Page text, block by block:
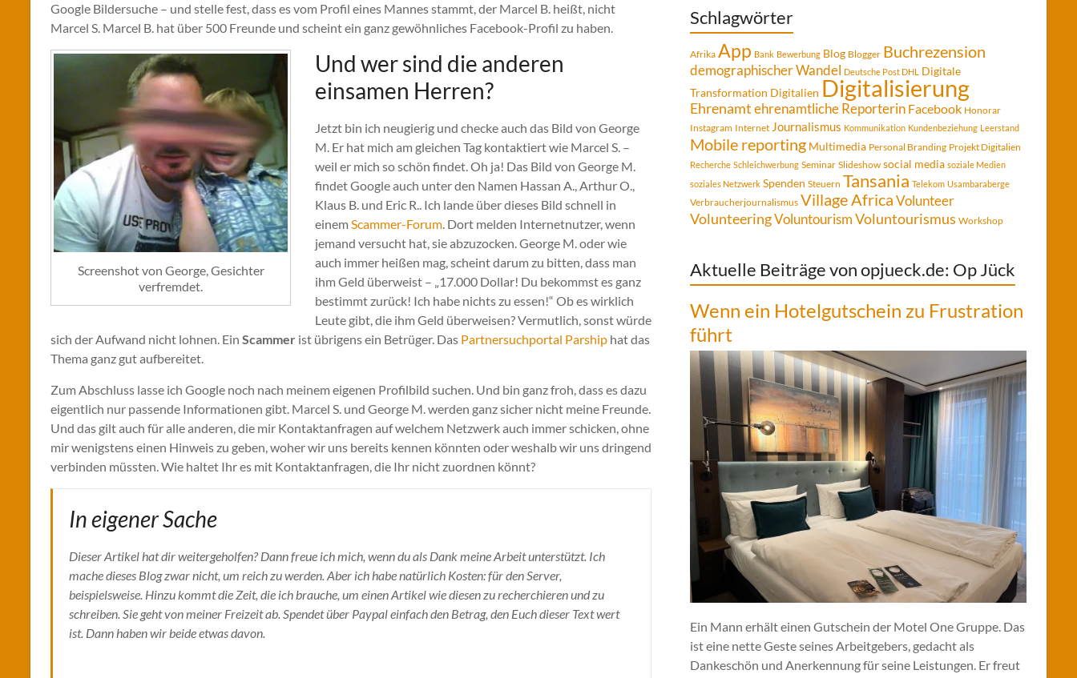
Google Bildersuche – und stelle fest, dass es vom Profil eines Mannes stammt, der Marcel B. heißt, nicht
Marcel S. Marcel B. hat über 500 Freunde und scheint ein ganz gewöhnliches Facebook-Profil zu haben.
Screenshot von George, Gesichter
verfremdet.
Und wer sind die anderen
einsamen Herren?
Jetzt bin ich neugierig und checke auch das Bild von George
M. Er hat mich am gleichen Tag kontaktiert wie Marcel S. –
weil er mich so schön findet. Oh ja! Das Bild von George M.
findet Google auch unter den Namen Hassan A., Arthur O.,
Klaus B. und Eric R.. Ich lande über dieses Bild schnell in
einemScammer-Forum. Dort melden Internetnutzer, wenn
jemand versucht hat, sie abzuzocken. George M. oder wie
auch immer heißen mag, scheint darum zu bitten, dass man
ihm Geld überweist – „17.000 Dollar! Du bekommst es ganz
bestimmt zurück! Ich habe nichts zu essen!“ Ob es wirklich
Leute gibt, die ihm Geld überweisen? Vermutlich, sonst würde
sich der Aufwand nicht lohnen. Ein Scammer ist übrigens ein Betrüger. Das Partnersuchportal Parship hat das
Thema ganz gut aufbereitet.
Zum Abschluss lasse ich Google noch nach meinem eigenen Profilbild suchen. Und bin ganz froh, dass es dazu
eigentlich nur passende Informationen gibt. Marcel S. und George M. werden ganz sicher nicht meine Freunde.
Und das gilt auch für alle anderen, die mir Kontaktanfragen auf welchem Netzwerk auch immer schicken, ohne
mir wenigstens einen Hinweis zu geben, woher wir uns bereits kennen könnten oder weshalb wir uns dringend
verbinden müssten. Wie haltet Ihr es mit Kontaktanfragen, die Ihr nicht zuordnen könnt?
In eigener Sache
Dieser Artikel hat dir weitergeholfen? Dann freue ich mich, wenn du als Dank meine Arbeit unterstützt. Ich
mache dieses Blog zwar nicht, um reich zu werden. Aber ich habe natürlich Kosten: für den Server,
beispielsweise. Hinzu kommt die Zeit, die ich brauche, um einen Artikel wie diesen zu recherchieren und zu
schreiben. Sie geht von meiner Freizeit ab. Spendet über Paypal einfach den Betrag, den Euch dieser Text wert
ist. Dann haben wir beide etwas davon.
Schlagwörter
Afrika App Bank Bewerbung Blog Blogger Buchrezension
demographischer Wandel Deutsche Post DHL
Digitale
Transformation Digitalien Digitalisierung
Ehrenamtehrenamtliche Reporterin Facebook Honorar
Instagram Internet Journalismus Kommunikation Kundenbeziehung Leerstand
Mobile reporting Multimedia Personal Branding Projekt Digitalien
Recherche Schleichwerbung Seminar Slideshow social media soziale Medien
soziales Netzwerk Spenden Steuern Tansania Telekom Usambaraberge
Verbraucherjournalismus Village AfricaVolunteer
VolunteeringVoluntourismVoluntourismus Workshop
Aktuelle Beiträge von opjueck.de: Op Jück
Wenn ein Hotelgutschein zu Frustration
führt
Ein Mann erhält einen Gutschein der Motel One Gruppe. Das
ist eine nette Geste seines Arbeitgebers, gedacht als
Dankeschön und Anerkennung für seine Leistungen. Er freut